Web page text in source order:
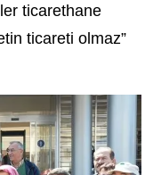
ticarethane
ticareti olmaz”